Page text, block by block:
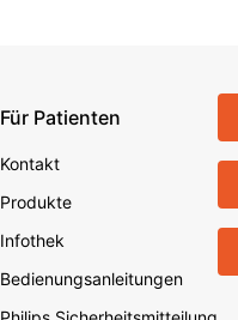
Für Patienten
Kontakt
Produkte
Infothek
Bedienungsanleitungen